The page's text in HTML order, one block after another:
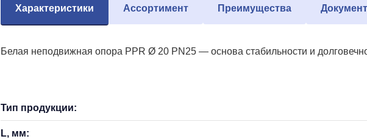
Характеристики Ассортимент Преимущества
Белая неподвижная опора PPR Ø 20 PN25 — основа стабильности и
Тип продукции:
L, мм: